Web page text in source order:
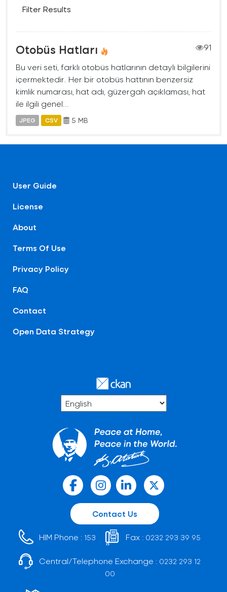
Filter Results
Otobüs Hatları
91
Bu veri seti, farklı otobüs hatlarının detaylı bilgilerini
içermektedir. Her bir otobüs hattının benzersiz
kimlik numarası, hat adı, güzergah açıklaması, hat
ile ilgili genel...
JPEG CSV 5 MB
User Guide
License
About
Terms Of Use
Privacy Policy
FAQ
Contact
Open Data Strategy
Contact Us
HIM Phone : 153 Fax : 0232 293 39 95
Central/Telephone Exchange : 0232 293 12
00